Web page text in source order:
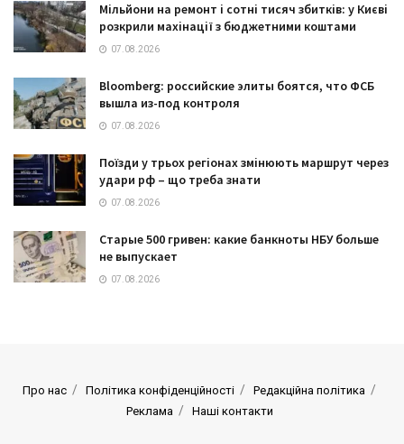
Мільйони на ремонт і сотні тисяч збитків: у Києві
розкрили махінації з бюджетними коштами
07.08.2026
Bloomberg: российские элиты боятся, что ФСБ
вышла из-под контроля
07.08.2026
Поїзди у трьох регіонах змінюють маршрут через
удари рф – що треба знати
07.08.2026
Старые 500 гривен: какие банкноты НБУ больше
не выпускает
07.08.2026
Про нас Політика конфіденційності
Редакційна політика
Реклама
Наші контакти